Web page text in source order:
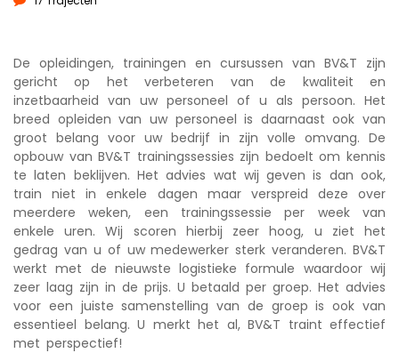
De opleidingen, trainingen en cursussen van BV&T zijn
gericht op het verbeteren van de kwaliteit en
inzetbaarheid van uw personeel of u als persoon. Het
breed opleiden van uw personeel is daarnaast ook van
groot belang voor uw bedrijf in zijn volle omvang. De
opbouw van BV&T trainingssessies zijn bedoelt om kennis
te laten beklijven. Het advies wat wij geven is dan ook,
train niet in enkele dagen maar verspreid deze over
meerdere weken, een trainingssessie per week van
enkele uren. Wij scoren hierbij zeer hoog, u ziet het
gedrag van u of uw medewerker sterk veranderen. BV&T
werkt met de nieuwste logistieke formule waardoor wij
zeer laag zijn in de prijs. U betaald per groep. Het advies
voor een juiste samenstelling van de groep is ook van
essentieel belang. U merkt het al, BV&T traint effectief
met perspectief!